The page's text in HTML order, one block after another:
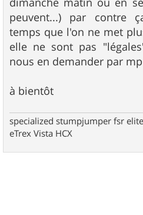
peuvent...) par contre
temps que l'on ne met
elle ne sont pas
nous en demander par mp
à bientôt
specialized stumpjumper fsr
eTrex Vista HCX